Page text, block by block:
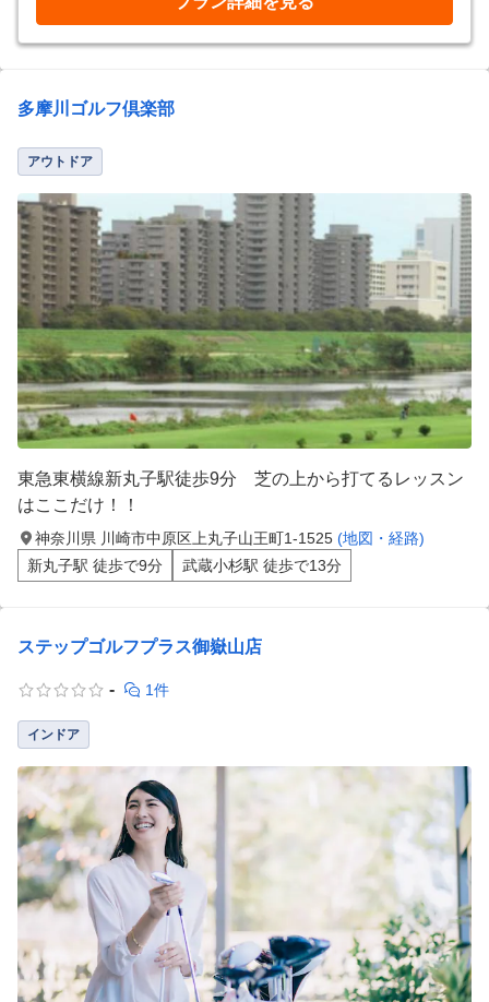
多摩川ゴルフ倶楽部
アウトドア
東急東横線新丸子駅徒歩9分 芝の上から打てるレッスン
はここだけ！！
神奈川県 川崎市中原区上丸子山王町1-1525 (地図・経路)
新丸子駅 徒歩で9分
武蔵小杉駅 徒歩で13分
ステップゴルフプラス御嶽山店
- 1件
インドア